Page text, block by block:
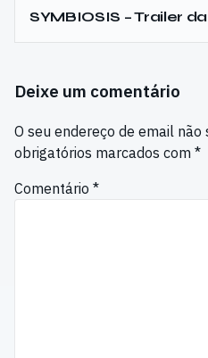
SYMBIOSIS – Trailer
Deixe um comentário
O seu endereço de email não
obrigatórios marcados com *
Comentário *